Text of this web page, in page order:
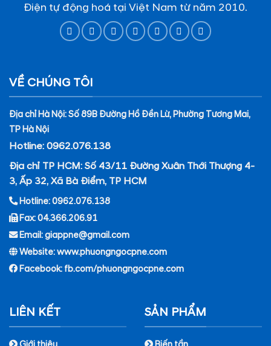
Điện tự động hoá tại Việt Nam từ năm 2010.
VỀ CHÚNG TÔI
Địa chỉ Hà Nội: Số 89B Đường Hồ Đền Lừ, Phường Tương Mai,
TP Hà Nội
Hotline: 0962.076.138
Địa chỉ TP HCM: Số 43/11 Đường Xuân Thới Thượng 4-
3, Ấp 32, Xã Bà Điểm, TP HCM
Hotline: 0962.076.138
Fax: 04.366.206.91
Email: giappne@gmail.com
Website: www.phuongngocpne.com
Facebook: fb.com/phuongngocpne.com
LIÊN KẾT SẢN PHẨM